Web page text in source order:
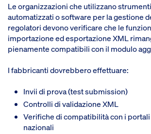
Le organizzazioni che utilizzano
automatizzati o software per la gestione
regolatori devono verificare che le
importazione ed esportazione XML
pienamente compatibili con il modulo
I fabbricanti dovrebbero effettuare:
Invii di prova (test submission)
Controlli di validazione XML
Verifiche di compatibilità con i
nazionali